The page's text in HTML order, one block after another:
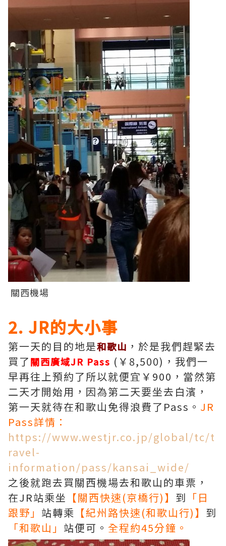
關西機場
2. JR的大小事
第一天的目的地是和歌山 ，於是我們趕緊去
買了關西廣域JR Pass (￥8,500)，我們一
早再往上預約了所以就便宜￥900，當然第
二天才開始用，因為第二天要坐去白濱，
第一天就待在和歌山免得浪費了Pass。 JR
Pass詳情：
https://www.westjr.co.jp/global/tc/t
ravel-
information/pass/kansai_wide/
之後就跑去買關西機場去和歌山的車票，
在JR站乘坐 【關西快速(京橋行)】 到 「日
跟野」 站轉乘 【紀州路快速(和歌山行)】 到
「和歌山」 站便可。 全程約45分鐘。